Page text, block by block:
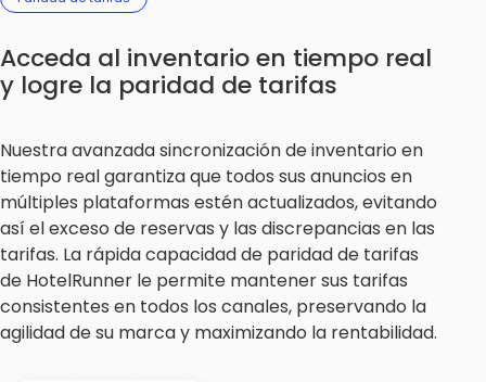
Acceda al inventario en tiempo real
y logre la paridad de tarifas
Nuestra avanzada sincronización de inventario en
tiempo real garantiza que todos sus anuncios en
múltiples plataformas estén actualizados, evitando
así el exceso de reservas y las discrepancias en las
tarifas. La rápida capacidad de paridad de tarifas
de HotelRunner le permite mantener sus tarifas
consistentes en todos los canales, preservando la
agilidad de su marca y maximizando la rentabilidad.